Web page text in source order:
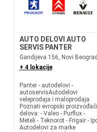
AUTO DELOVI AUTO
SERVIS PANTER
Gandijeva 156, Novi Beograd
+ 4 lokacije
Panter - autodelovi -
autoservisAutodelovi
veleprodaja i maloprodaja
Poznati evropski proizvođači
delova: - Valeo - Purflux -
Meteli - Teknorot - Frigair - Ipd
Autodelovi za marke